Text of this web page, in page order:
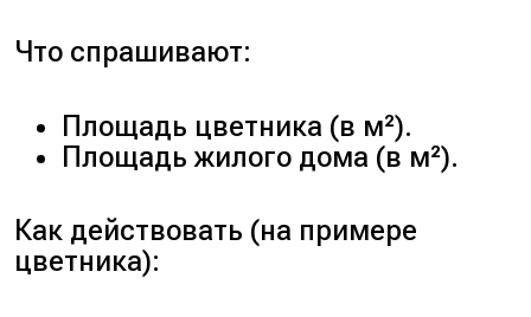
Что спрашивают:
Площадь цветника (в м²).
Площадь жилого дома (в м²).
Как действовать (на примере
цветника):